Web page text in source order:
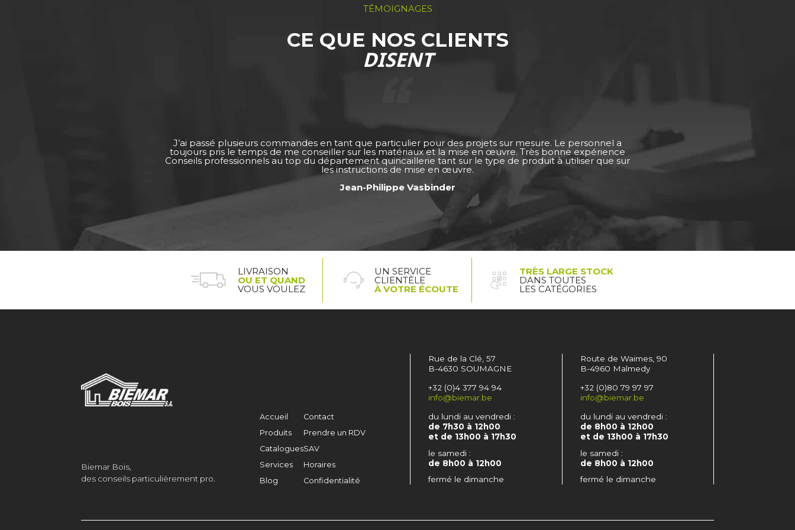
TÉMOIGNAGES
CE QUE NOS CLIENTS
DISENT
J’ai passé plusieurs commandes en tant que particulier pour des projets sur mesure. Le personnel a
toujours pris le temps de me conseiller sur les matériaux et la mise en œuvre. Très bonne expérience
Conseils professionnels au top du département quincaillerie tant sur le type de produit à utiliser que sur
les instructions de mise en œuvre.
Jean-Philippe Vasbinder
LIVRAISON
OU ET QUAND
VOUS VOULEZ
UN SERVICE
CLIENTÈLE
À VOTRE ÉCOUTE
TRÈS LARGE STOCK
DANS TOUTES
LES CATÉGORIES
Biemar Bois,
des conseils particulièrement pro.
Accueil
Produits
Catalogues
Services
Blog
Contact
Prendre un RDV
SAV
Horaires
Confidentialité
Rue de la Clé, 57
B-4630 SOUMAGNE
+32 (0)4 377 94 94
info@biemar.be
du lundi au vendredi :
de 7h30 à 12h00
et de 13h00 à 17h30
le samedi :
de 8h00 à 12h00
fermé le dimanche
Route de Waimes, 90
B-4960 Malmedy
+32 (0)80 79 97 97
info@biemar.be
du lundi au vendredi :
de 8h00 à 12h00
et de 13h00 à 17h30
le samedi :
de 8h00 à 12h00
fermé le dimanche